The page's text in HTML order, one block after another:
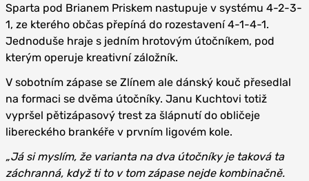
Sparta pod Brianem Priskem nastupuje v systému 4-2-3-
1, ze kterého občas přepíná do rozestavení 4-1-4-1.
Jednoduše hraje s jedním hrotovým útočníkem, pod
kterým operuje kreativní záložník.
V sobotním zápase se Zlínem ale dánský kouč přesedlal
na formaci se dvěma útočníky. Janu Kuchtovi totiž
vypršel pětizápasový trest za šlápnutí do obličeje
libereckého brankéře v prvním ligovém kole.
„Já si myslím, že varianta na dva útočníky je taková ta
záchranná, když ti to v tom zápase nejde kombinačně.